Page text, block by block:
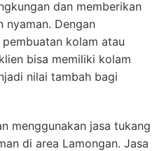
dan memberikan
nyaman. Dengan
kolam atau
bisa memiliki kolam
nilai tambah bagi
menggunakan jasa tukang
di area Lamongan. Jasa